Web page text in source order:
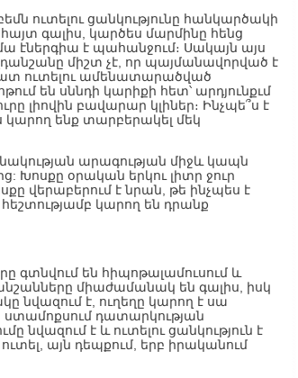
ուտելու ցանկությունը հանկարծակի
հայտ գալիս, կարծես մարմինը հենց
էներգիա է պահանջում։ Սակայն այս
միշտ չէ, որ պայմանավորված է
ուտելու ամենատարածված
են սննդի կարիքի հետ՝ արդյունքւմ
լիովին բավարար կլիներ։ Ինչպե՞ս է
ենք տարբերակել մեկ
արագության միջև կապն
Խոսքը օրական երկու լիտր ջուր
վերաբերում է նրան, թե ինչպես է
կարող են դրանք
գտնվում են հիպոթալամուսում և
միաժամանակ են գալիս, իսկ
նվազում է, ուղեղը կարող է սա
ստամոքսում դատարկության
նվազում է և ուտելու ցանկություն է
այն դեպքում, երբ իրականում